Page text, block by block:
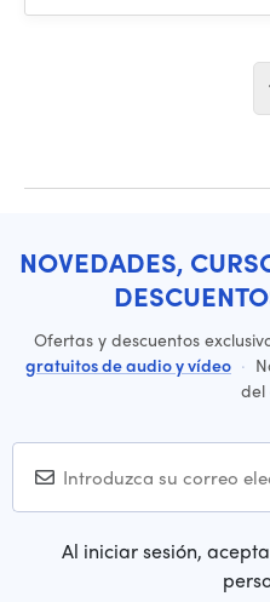
NOVEDADES,
Ofertas y descuentos
gratuitos de audio y vídeo ·
del
Al iniciar sesión,